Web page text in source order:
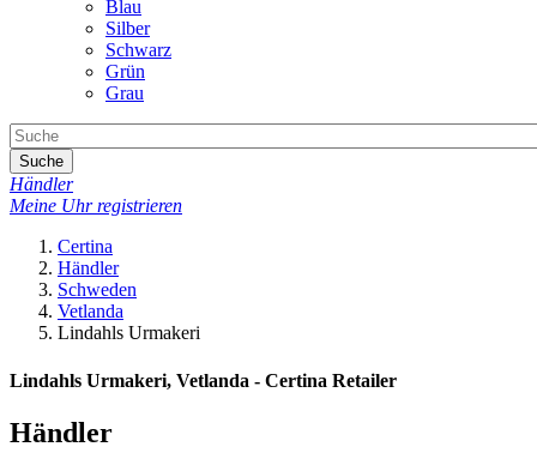
Blau
Silber
Schwarz
Grün
Grau
Suche
Händler
Meine Uhr registrieren
Certina
Händler
Schweden
Vetlanda
Lindahls Urmakeri
Lindahls Urmakeri, Vetlanda - Certina Retailer
Händler